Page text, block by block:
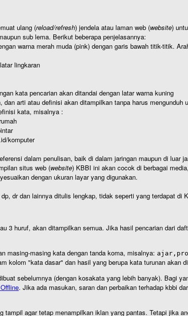
ulang (reload/refresh) jendela atau laman web (website)
sub lema. Berikut beberapa penjelasannya:
warna merah muda (pink) dengan garis bawah titik-titik.
lingkaran
kata pencarian akan ditandai dengan latar warna kuning
arti atau definisi akan ditampilkan tanpa harus mengunduh
kata, misalnya :
komputer
dalam penulisan, baik di dalam jaringan maupun di luar
situs web (website) KBBI ini akan cocok di berbagai
dengan ukuran layar yang digunakan.
dr dan lainnya ditulis lengkap, tidak seperti yang terdapat di
3 huruf, akan ditampilkan semua. Jika hasil pencarian dari
masing-masing kata dengan tanda koma, misalnya:
kolom "kata dasar" dan hasil yang berupa kata turunan akan
sebelumnya (dengan kosakata yang lebih banyak). Bagi
. Jika ada masukan, saran dan perbaikan terhadap kbbi
agar tetap menampilkan iklan yang pantas. Tetapi jika